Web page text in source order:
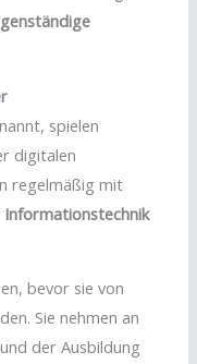
spielen
digitalen
regelmäßig mit
bevor sie von
Sie nehmen an
der Ausbildung